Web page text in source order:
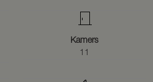
Kamers
11